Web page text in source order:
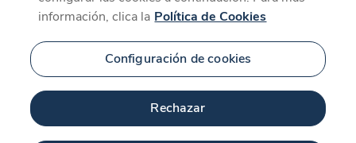
información, clica la Política de Cookies
Configuración de cookies
Rechazar